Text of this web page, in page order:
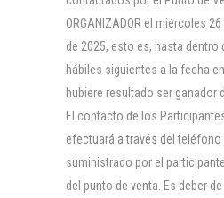
ORGANIZADOR el miércoles
de 2025, esto es, hasta dentro
hábiles siguientes a la fecha
hubiere resultado ser ganador
El contacto de los
efectuará a través del
suministrado por el
del punto de venta. Es deber